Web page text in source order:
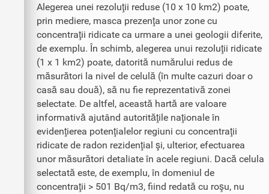
Alegerea unei rezoluţii reduse (10 x 10 km2) poate,
prin mediere, masca prezenţa unor zone cu
concentraţii ridicate ca urmare a unei geologii diferite,
de exemplu. În schimb, alegerea unui rezoluţii ridicate
(1 x 1 km2) poate, datorită numărului redus de
măsurători la nivel de celulă (în multe cazuri doar o
casă sau două), să nu fie reprezentativă zonei
selectate. De altfel, această hartă are valoare
informativă ajutând autorităţile naţionale în
evidenţierea potenţialelor regiuni cu concentraţii
ridicate de radon rezidenţial şi, ulterior, efectuarea
unor măsurători detaliate în acele regiuni. Dacă celula
selectată este, de exemplu, în domeniul de
concentraţii > 501 Bq/m3, fiind redată cu roşu, nu